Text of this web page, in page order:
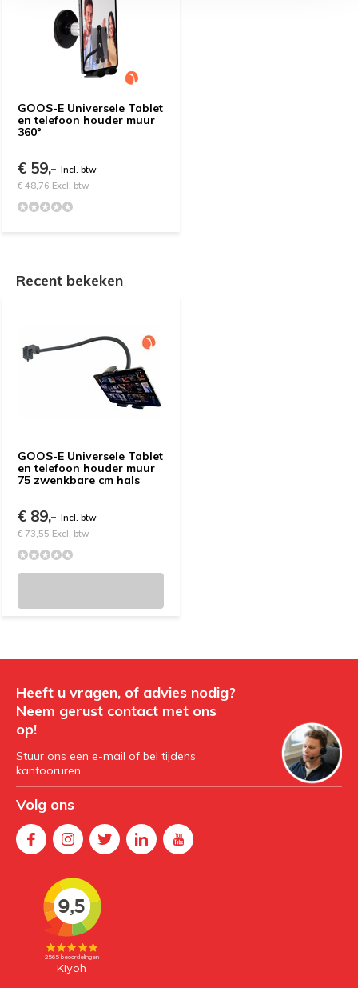
GOOS-E Universele Tablet
en telefoon houder muur
360º
€ 59,- Incl. btw
€ 48,76 Excl. btw
Recent bekeken
GOOS-E Universele Tablet
en telefoon houder muur
75 zwenkbare cm hals
€ 89,- Incl. btw
€ 73,55 Excl. btw
Heeft u vragen, of advies nodig?
Neem gerust contact met ons
op!
Stuur ons een e-mail of bel tijdens
kantooruren.
Volg ons